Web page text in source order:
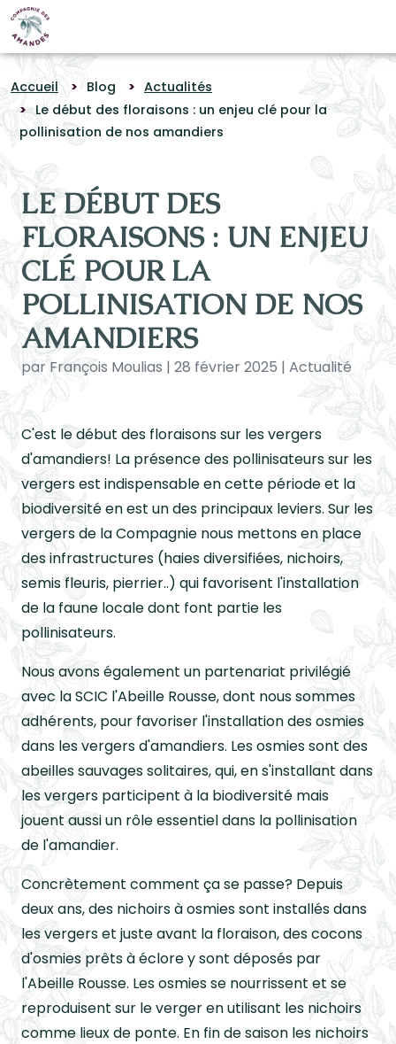
Accueil Blog
Actualités
Le début des floraisons : un enjeu clé pour la
pollinisation de nos amandiers
LE DÉBUT DES
FLORAISONS : UN ENJEU
CLÉ POUR LA
POLLINISATION DE NOS
AMANDIERS
par François Moulias | 28 février 2025 | Actualité
C'est le début des floraisons sur les vergers
d'amandiers! La présence des pollinisateurs sur les
vergers est indispensable en cette période et la
biodiversité en est un des principaux leviers. Sur les
vergers de la Compagnie nous mettons en place
des infrastructures (haies diversifiées, nichoirs,
semis fleuris, pierrier..) qui favorisent l'installation
de la faune locale dont font partie les
pollinisateurs.
Nous avons également un partenariat privilégié
avec la SCIC l'Abeille Rousse, dont nous sommes
adhérents, pour favoriser l'installation des osmies
dans les vergers d'amandiers. Les osmies sont des
abeilles sauvages solitaires, qui, en s'installant dans
les vergers participent à la biodiversité mais
jouent aussi un rôle essentiel dans la pollinisation
de l'amandier.
Concrètement comment ça se passe? Depuis
deux ans, des nichoirs à osmies sont installés dans
les vergers et juste avant la floraison, des cocons
d'osmies prêts à éclore y sont déposés par
l'Abeille Rousse. Les osmies se nourrissent et se
reproduisent sur le verger en utilisant les nichoirs
comme lieux de ponte. En fin de saison les nichoirs
Panneau de gestion des cookies